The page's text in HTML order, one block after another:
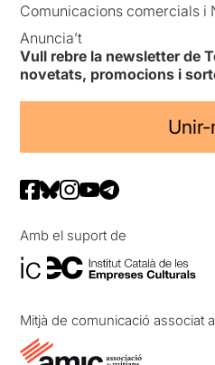
Comunicacions comercials i
Anuncia’t
Vull rebre la newsletter de
novetats, promocions i
Unir-
Amb el suport de
Mitjà de comunicació associat a